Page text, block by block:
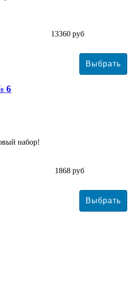
13360 руб
6
набор!
1868 руб